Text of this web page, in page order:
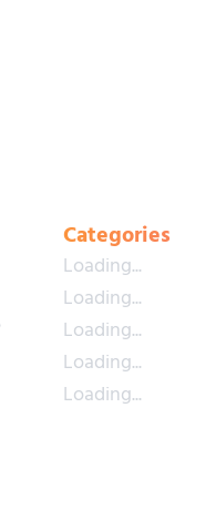
Categories
Loading...
Loading...
Loading...
Loading...
Loading...